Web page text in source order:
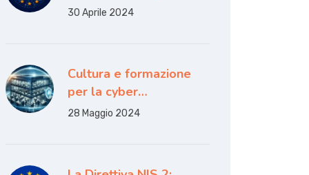
30 Aprile 2024
Cultura e formazione
per la cyber…
28 Maggio 2024